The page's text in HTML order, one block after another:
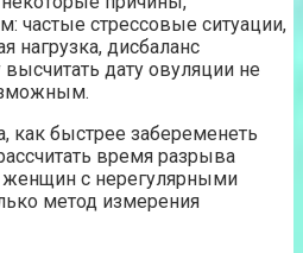
частые стрессовые ситуации,
нагрузка, дисбаланс
дату овуляции не
как быстрее забеременеть
время разрыва
с нерегулярными
метод измерения